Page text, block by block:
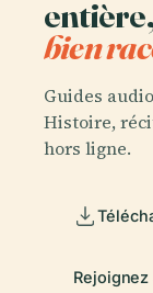
entière,
bien
Guides
Histoire,
hors ligne.